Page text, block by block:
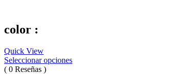
color :
Quick View
Seleccionar opciones
( 0 Reseñas )